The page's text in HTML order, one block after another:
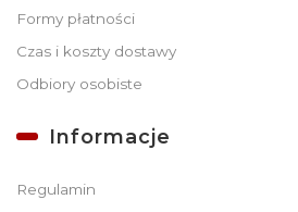
Formy płatności
Czas i koszty dostawy
Odbiory osobiste
Informacje
Regulamin